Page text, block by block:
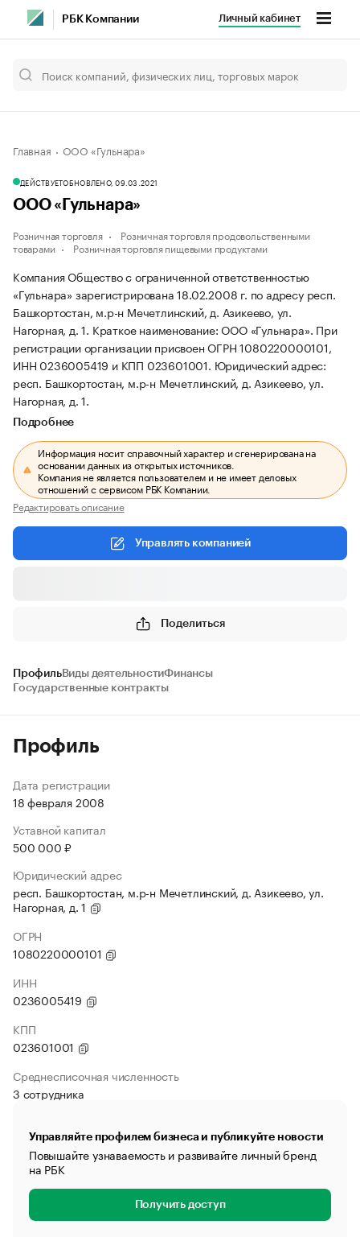
РБК Компании Личный кабинет
Главная ООО «Гульнара»
ДЕЙСТВУЕТОБНОВЛЕНО, 09.03.2021
ООО «Гульнара»
Розничная торговля
Розничная торговля продовольственными
товарами
Розничная торговля пищевыми продуктами
Компания Общество с ограниченной ответственностью
«Гульнара» зарегистрирована 18.02.2008 г. по адресу респ.
Башкортостан, м.р-н Мечетлинский, д. Азикеево, ул.
Нагорная, д. 1. Краткое наименование: ООО «Гульнара». При
регистрации организации присвоен ОГРН 1080220000101,
ИНН 0236005419 и КПП 023601001. Юридический адрес:
респ. Башкортостан, м.р-н Мечетлинский, д. Азикеево, ул.
Нагорная, д. 1.
Подробнее
Информация носит справочный характер и сгенерирована на
основании данных из открытых источников.
Компания не является пользователем и не имеет деловых
отношений с сервисом РБК Компании.
Редактировать описание
Управлять компанией
Поделиться
ПрофильВиды деятельностиФинансы
Государственные контракты
Профиль
Дата регистрации
18 февраля 2008
Уставной капитал
500 000 ₽
Юридический адрес
респ. Башкортостан, м.р-н Мечетлинский, д. Азикеево, ул.
Нагорная, д. 1
ОГРН
1080220000101
ИНН
0236005419
КПП
023601001
Среднесписочная численность
3 сотрудника
Управляйте профилем бизнеса и публикуйте новости
Повышайте узнаваемость и развивайте личный бренд
на РБК
Получить доступ